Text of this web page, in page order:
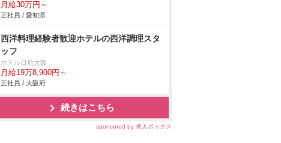
月給30万円～
正社員 / 愛知県
西洋料理経験者歓迎ホテルの西洋調理スタ
ッフ
ホテル日航大阪
月給19万8,900円～
正社員 / 大阪府
続きはこちら
sponsored by 求人ボックス